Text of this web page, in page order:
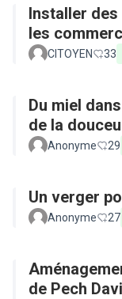
Installer
les
CITOYEN 33
Du miel
de la
Anonyme 29
Un verger
Anonyme 27
de Pech